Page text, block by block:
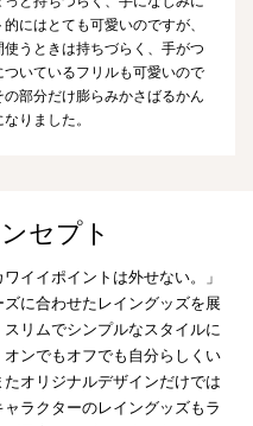
にはとても可愛いのですが、
うときは持ちづらく、手がつ
いているフリルも可愛いので
部分だけ膨らみかさばるかん
りました。
セプト
イイポイントは外せない。」
に合わせたレイングッズを展
リムでシンプルなスタイルに
ンでもオフでも自分らしくい
オリジナルデザインだけでは
ラクターのレイングッズもラ